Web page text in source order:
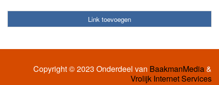
Link toevoegen
Copyright © 2023 Onderdeel van BaakmanMedia&
Vrolijk Internet Services